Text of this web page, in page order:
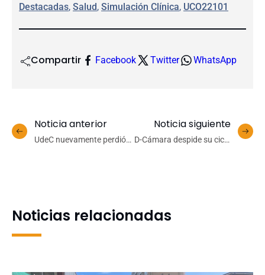
Destacadas, Salud, Simulación Clínica, UCO22101
Compartir Facebook Twitter WhatsApp
Noticia anterior
UdeC nuevamente perdió
Noticia siguiente
D-Cámara despide su ciclo
Noticias relacionadas